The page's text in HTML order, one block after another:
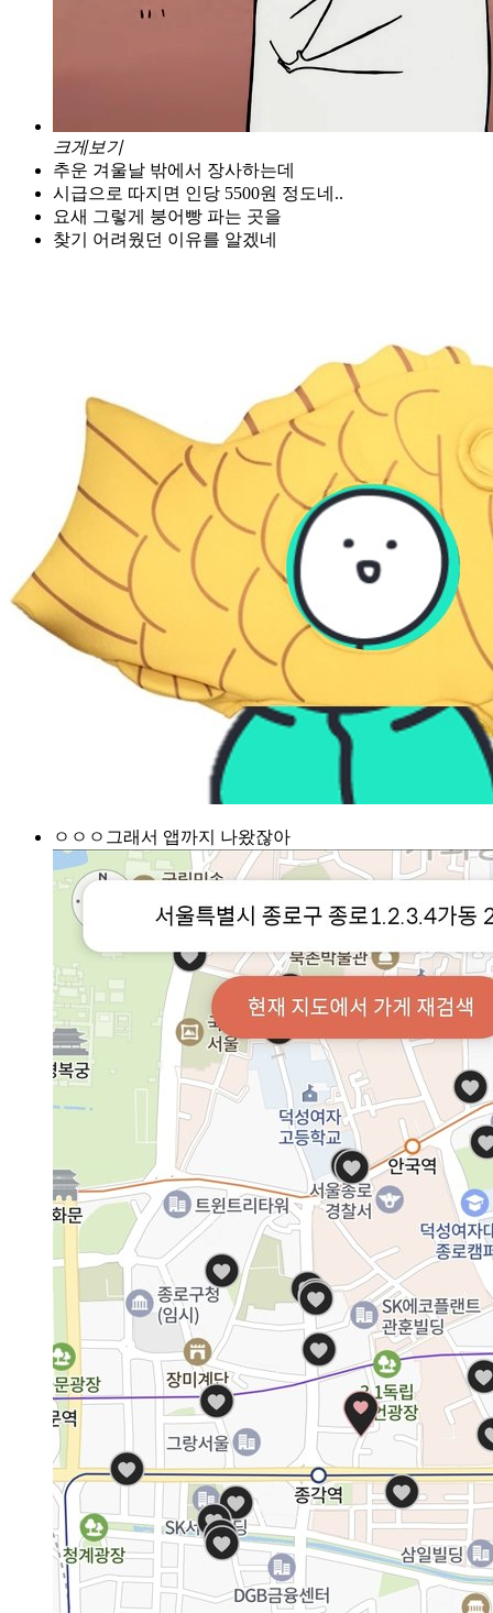
크게보기
추운 겨울날 밖에서 장사하는데
시급으로 따지면 인당 5500원 정도네..
요새 그렇게 붕어빵 파는 곳을
찾기 어려웠던 이유를 알겠네
ㅇㅇㅇ그래서 앱까지 나왔잖아